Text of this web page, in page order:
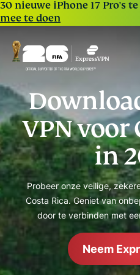
30 nieuwe iPhone 17 Pro's
mee te doen
VPN voor
in
Probeer onze veilige,
Costa Rica. Geniet van
door te verbinden met
Neem